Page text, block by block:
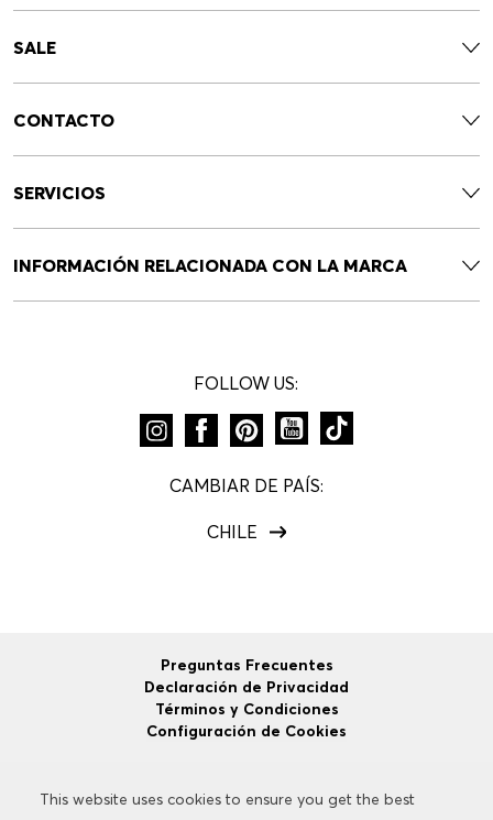
This website uses cookies to ensure you get the best
This website uses cookies to ensure you get the best
SALE
CONTACTO
SERVICIOS
INFORMACIÓN RELACIONADA CON LA MARCA
FOLLOW US:
CAMBIAR DE PAÍS:
CHILE
Preguntas Frecuentes
Declaración de Privacidad
Términos y Condiciones
Configuración de Cookies